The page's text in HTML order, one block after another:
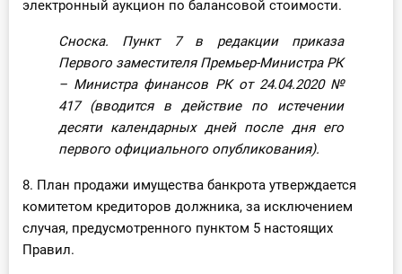
электронный аукцион по балансовой стоимости.
Сноска. Пункт 7 в редакции приказа
Первого заместителя Премьер-Министра РК
– Министра финансов РК от 24.04.2020 №
417(вводится в действие по истечении
десяти календарных дней после дня его
первого официального опубликования).
8. План продажи имущества банкрота утверждается
комитетом кредиторов должника, за исключением
случая, предусмотренного пунктом 5 настоящих
Правил.